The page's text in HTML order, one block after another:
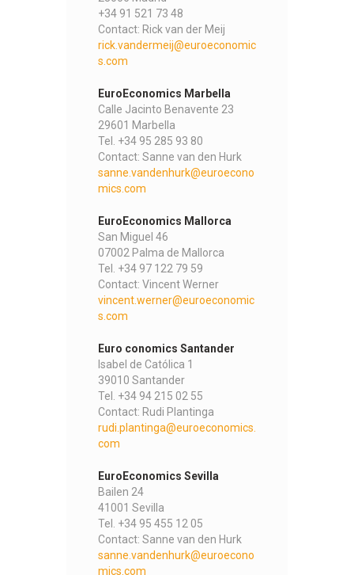
+34 91 521 73 48
Contact: Rick van der Meij
rick.vandermeij@euroeconomic
s.com
EuroEconomics Marbella
Calle Jacinto Benavente 23
29601 Marbella
Tel. +34 95 285 93 80
Contact: Sanne van den Hurk
sanne.vandenhurk@euroecono
mics.com
EuroEconomics Mallorca
San Miguel 46
07002 Palma de Mallorca
Tel. +34 97 122 79 59
Contact: Vincent Werner
vincent.werner@euroeconomic
s.com
Euro conomics Santander
Isabel de Católica 1
39010 Santander
Tel. +34 94 215 02 55
Contact: Rudi Plantinga
rudi.plantinga@euroeconomics.
com
EuroEconomics Sevilla
Bailen 24
41001 Sevilla
Tel. +34 95 455 12 05
Contact: Sanne van den Hurk
sanne.vandenhurk@euroecono
mics.com